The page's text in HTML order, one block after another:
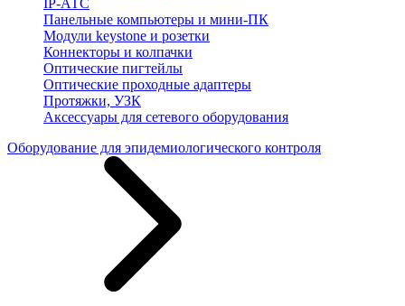
IP-АТС
Панельные компьютеры и мини-ПК
Модули keystone и розетки
Коннекторы и колпачки
Оптические пигтейлы
Оптические проходные адаптеры
Протяжки, УЗК
Аксессуары для сетевого оборудования
Оборудование для эпидемиологического контроля